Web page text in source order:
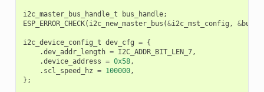
i2c_master_bus_handle_t bus_handle;
ESP_ERROR_CHECK( i2c_new_master_bus (&i2c_mst_config , &
i2c_device_config_t dev_cfg = {
.dev_addr_length = I2C_ADDR_BIT_LEN_7,
.device_address = 0x58,
. scl_speed_hz = 100000,
};